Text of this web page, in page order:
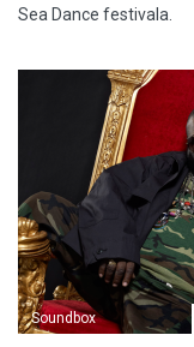
Sea Dance festivala.
Soundbox